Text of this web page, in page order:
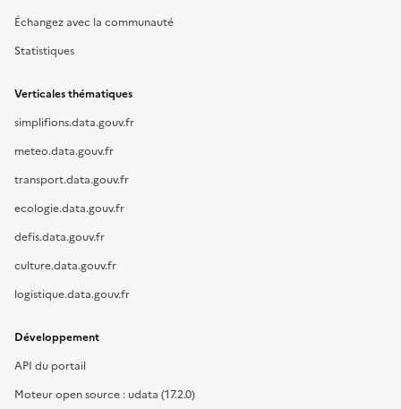
Échangez avec la communauté
Statistiques
Verticales thématiques
simplifions.data.gouv.fr
meteo.data.gouv.fr
transport.data.gouv.fr
ecologie.data.gouv.fr
defis.data.gouv.fr
culture.data.gouv.fr
logistique.data.gouv.fr
Développement
API du portail
Moteur open source : udata (17.2.0)